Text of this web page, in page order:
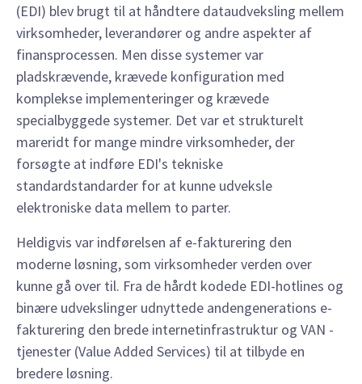
(EDI) blev brugt til at håndtere dataudveksling mellem
virksomheder, leverandører og andre aspekter af
finansprocessen. Men disse systemer var
pladskrævende, krævede konfiguration med
komplekse implementeringer og krævede
specialbyggede systemer. Det var et strukturelt
mareridt for mange mindre virksomheder, der
forsøgte at indføre EDI's tekniske
standardstandarder for at kunne udveksle
elektroniske data mellem to parter.
Heldigvis var indførelsen af e-fakturering den
moderne løsning, som virksomheder verden over
kunne gå over til. Fra de hårdt kodede EDI-hotlines og
binære udvekslinger udnyttede andengenerations e-
fakturering den brede internetinfrastruktur og VAN -
tjenester (Value Added Services) til at tilbyde en
bredere løsning.